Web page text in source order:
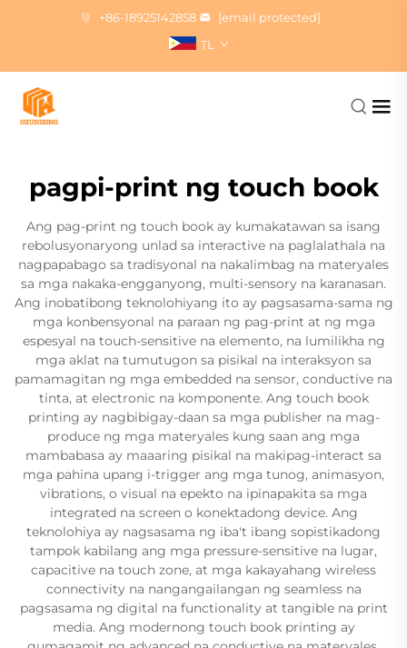
+86-18925142858
[email protected]
TL
pagpi-print ng touch book
Ang pag-print ng touch book ay kumakatawan sa isang
rebolusyonaryong unlad sa interactive na paglalathala na
nagpapabago sa tradisyonal na nakalimbag na materyales
sa mga nakaka-engganyong, multi-sensory na karanasan.
Ang inobatibong teknolohiyang ito ay pagsasama-sama ng
mga konbensyonal na paraan ng pag-print at ng mga
espesyal na touch-sensitive na elemento, na lumilikha ng
mga aklat na tumutugon sa pisikal na interaksyon sa
pamamagitan ng mga embedded na sensor, conductive na
tinta, at electronic na komponente. Ang touch book
printing ay nagbibigay-daan sa mga publisher na mag-
produce ng mga materyales kung saan ang mga
mambabasa ay maaaring pisikal na makipag-interact sa
mga pahina upang i-trigger ang mga tunog, animasyon,
vibrations, o visual na epekto na ipinapakita sa mga
integrated na screen o konektadong device. Ang
teknolohiya ay nagsasama ng iba't ibang sopistikadong
tampok kabilang ang mga pressure-sensitive na lugar,
capacitive na touch zone, at mga kakayahang wireless
connectivity na nangangailangan ng seamless na
pagsasama ng digital na functionality at tangible na print
media. Ang modernong touch book printing ay